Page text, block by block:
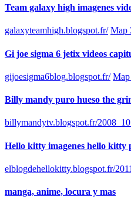
Team galaxy high imagenes
galaxyteamhigh.blogspot.fr/ Map
Gi joe sigma 6 jetix videos
gijoesigma6blog.blogspot.fr/
Billy mandy puro hueso the
billymandytv.blogspot.fr/
Hello kitty imagenes hello kitty
elblogdehellokitty.blogspot.fr/
manga, anime, locura y mas